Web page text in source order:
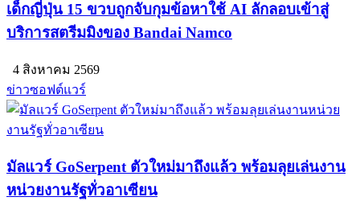
เด็กญี่ปุ่น 15 ขวบถูกจับกุมข้อหาใช้ AI ลักลอบเข้าสู่
บริการสตรีมมิงของ Bandai Namco
4 สิงหาคม 2569
ข่าวซอฟต์แวร์
มัลแวร์ GoSerpent ตัวใหม่มาถึงแล้ว พร้อมลุยเล่นงาน
หน่วยงานรัฐทั่วอาเซียน